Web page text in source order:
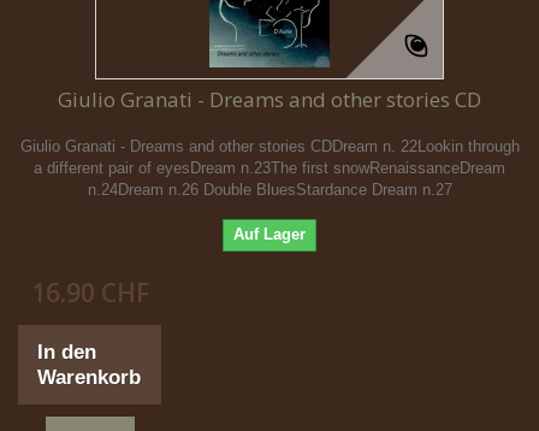
Giulio Granati - Dreams and other stories CD
Giulio Granati - Dreams and other stories CDDream n. 22Lookin through
a different pair of eyesDream n.23The first snowRenaissanceDream
n.24Dream n.26 Double BluesStardance Dream n.27
Auf Lager
16.90 CHF
In den
Warenkorb